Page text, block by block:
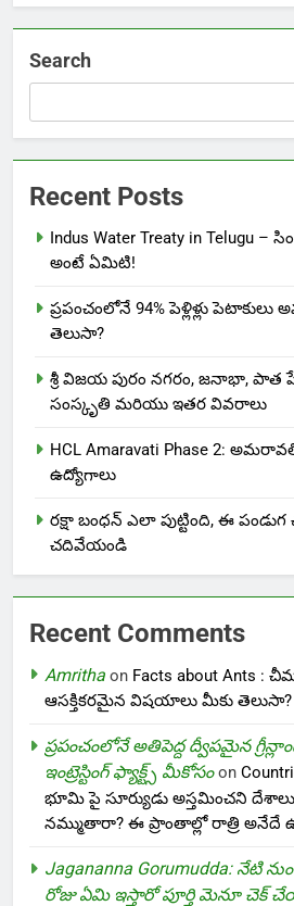
Search
Recent Posts
Indus Water Treaty in Telugu –
అంటే ఏమిటి!
ప్రపంచంలోనే 94% పెళ్లిళ్లు పెటాకులు
తెలుసా?
శ్రీ విజయ పురం నగరం, జనాభా, పాత
సంస్కృతి మరియు ఇతర వివరాలు
HCL Amaravati Phase 2:
ఉద్యోగాలు
రక్షా బంధన్ ఎలా పుట్టింది, ఈ పండుగ
చదివేయండి
Recent Comments
Amritha on Facts about Ants :
ఆసక్తికరమైన విషయాలు మీకు తెలుసా?
ప్రపంచంలోనే అతిపెద్ద ద్వీపమైన
ఇంట్రెస్టింగ్ ఫ్యాక్ట్స్ మీకోసంon
భూమి పై సూర్యుడు అస్తమించని
నమ్ముతారా? ఈ ప్రాంతాల్లో రాత్రి అనేదే
Jagananna Gorumudda: నేటి
రోజు ఏమి ఇస్తారో పూర్తి మెనూ చెక్